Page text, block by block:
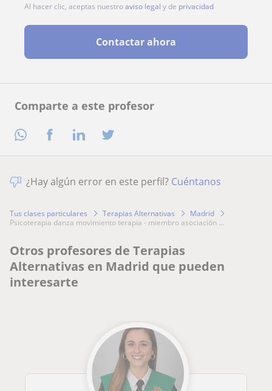
Comparte a este profesor
Al hacer clic, aceptas nuestroaviso legal y de privacidad
Contactar ahora
¿Hay algún error en este perfil? Cuéntanos
Tus clases particulares Terapias Alternativas
Madrid
psicoterapia danza movimiento terapia - miembro asociación ...
Otros profesores de Terapias
Alternativas en Madrid que pueden
interesarte